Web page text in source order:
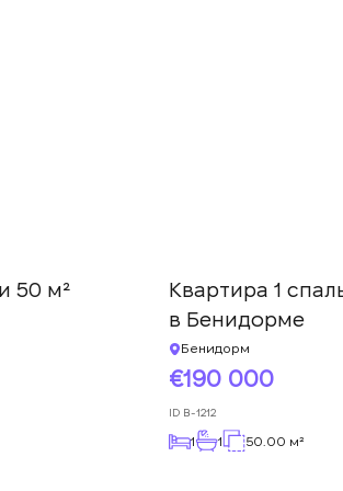
50 м²
Квартира 1
в Бенидорме
Бенидорм
190 000
ID B-1212
1 1 50.00 м²